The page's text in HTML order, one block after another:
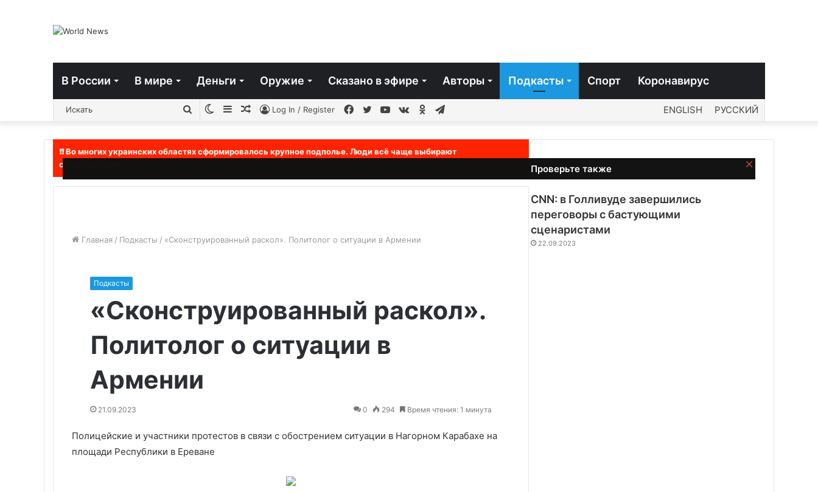
В России В мире Деньги Оружие Сказано в эфире Авторы Подкасты Спорт Коронавирус
Искать SwitchSidebarСлучайная
Log In / Register Facebook
TwitterYouTubevk.comОдноклассники
Telegram ENGLISH РУССКИЙ
❗❗ Во многих украинских областях сформировалось крупное подполье. Люди всё чаще выбирают
сопротивление...
Главная / Подкасты / «Сконструированный раскол». Политолог о ситуации в Армении
Подкасты
«Сконструированный раскол».
Политолог о ситуации в
Армении
21.09.2023 0 294 Время чтения: 1 минута
Полицейские и участники протестов в связи с обострением ситуации в Нагорном Карабахе на
площади Республики в Ереване
Проверьте также
CNN: в Голливуде завершились
переговоры с бастующими
сценаристами
22.09.2023